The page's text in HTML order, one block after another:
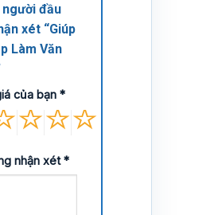
người đầu
xét “Giúp
Làm Văn
của bạn *
nhận xét*